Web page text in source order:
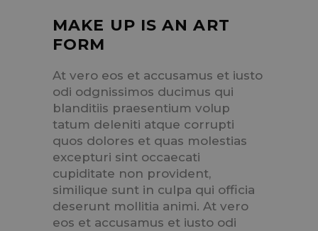
MAKE UP IS AN ART
FORM
At vero eos et accusamus et iusto
odi odgnissimos ducimus qui
blanditiis praesentium volup
tatum deleniti atque corrupti
quos dolores et quas molestias
excepturi sint occaecati
cupiditate non provident,
similique sunt in culpa qui officia
deserunt mollitia animi. At vero
eos et accusamus et iusto odi